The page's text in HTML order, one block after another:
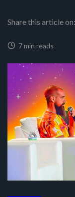
Share this article on:
7 min reads